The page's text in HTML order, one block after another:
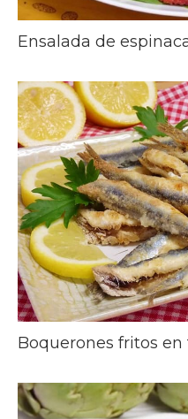
Ensalada de
Boquerones fritos